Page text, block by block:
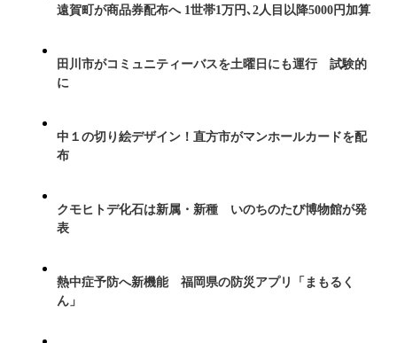
遠賀町が商品券配布へ 1世帯1万円､2人目以降5000円加算
田川市がコミュニティーバスを土曜日にも運行 試験的
に
中１の切り絵デザイン！直方市がマンホールカードを配
布
クモヒトデ化石は新属・新種 いのちのたび博物館が発
表
熱中症予防へ新機能 福岡県の防災アプリ「まもるく
ん」